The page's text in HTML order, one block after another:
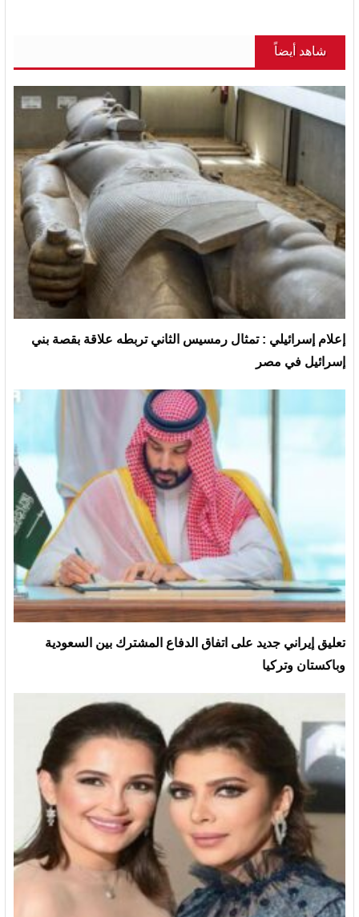
شاهد أيضاً
إعلام إسرائيلي : تمثال رمسيس الثاني تربطه علاقة بقصة بني
إسرائيل في مصر
تعليق إيراني جديد على اتفاق الدفاع المشترك بين السعودية
وباكستان وتركيا